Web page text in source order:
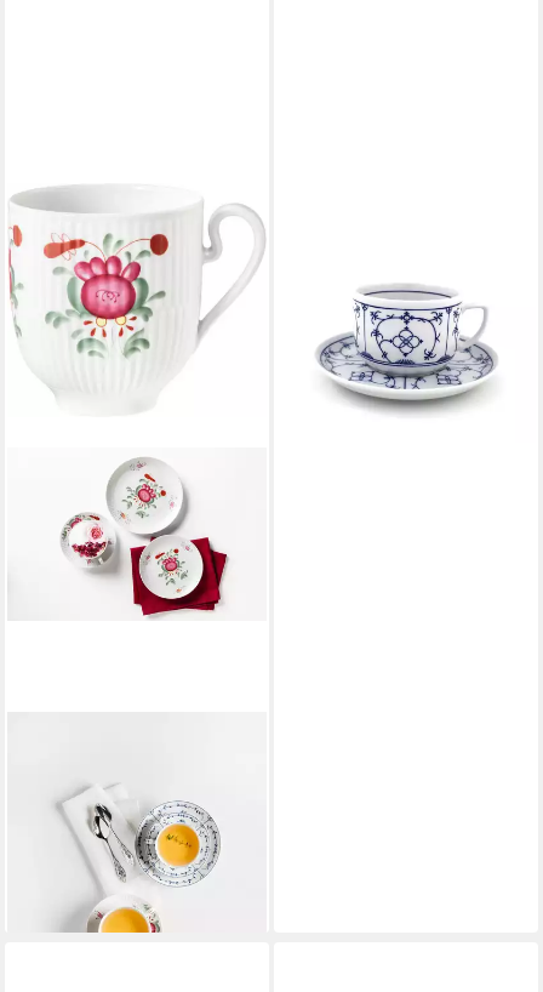
1-tlg., Porzellan, Kaffeebecher,
Tasse, mit Relief
ab 11,78 €
UVP19,60 €
lieferbar - in 3-4 Werktagen bei dir
Kaffeeobertasse 0,2 l
zylindrisch, Porzellan
16,30 €
lieferbar - in 2-3 Werktagen bei dir